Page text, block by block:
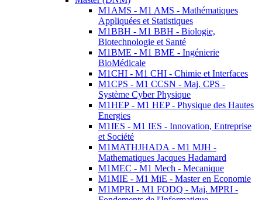
M1AMS - M1 AMS - Mathématiques
Appliquées et Statistiques
M1BBH - M1 BBH - Biologie,
Biotechnologie et Santé
M1BME - M1 BME - Ingénierie
BioMédicale
M1CHI - M1 CHI - Chimie et Interfaces
M1CPS - M1 CCSN - Maj. CPS -
Système Cyber Physique
M1HEP - M1 HEP - Physique des Hautes
Energies
M1IES - M1 IES - Innovation, Entreprise
et Société
M1MATHJHADA - M1 MJH -
Mathematiques Jacques Hadamard
M1MEC - M1 Mech - Mecanique
M1MIE - M1 MiE - Master en Economie
M1MPRI - M1 FODQ - Maj. MPRI -